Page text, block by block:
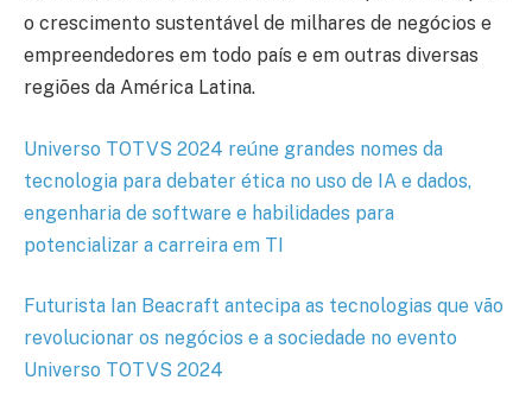
o crescimento sustentável de milhares de negócios e
empreendedores em todo país e em outras diversas
regiões da América Latina.
Universo TOTVS 2024 reúne grandes nomes da
tecnologia para debater ética no uso de IA e dados,
engenharia de software e habilidades para
potencializar a carreira em TI
Futurista Ian Beacraft antecipa as tecnologias que vão
revolucionar os negócios e a sociedade no evento
Universo TOTVS 2024